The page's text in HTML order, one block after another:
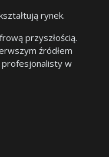
rynek.
przyszłością.
źródłem
profesjonalisty w